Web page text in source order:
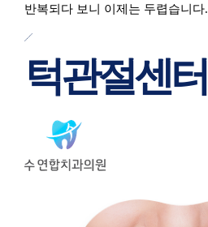
반복되다 보니 이제는 두렵습니다.
턱관절센터